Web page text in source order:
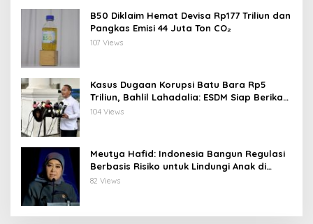
B50 Diklaim Hemat Devisa Rp177 Triliun dan
Pangkas Emisi 44 Juta Ton CO₂
107 Views
Kasus Dugaan Korupsi Batu Bara Rp5
Triliun, Bahlil Lahadalia: ESDM Siap Berikan
Data
104 Views
Meutya Hafid: Indonesia Bangun Regulasi
Berbasis Risiko untuk Lindungi Anak di
Dunia Digital
82 Views